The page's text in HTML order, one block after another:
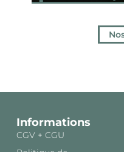
Informations
CGV + CGU